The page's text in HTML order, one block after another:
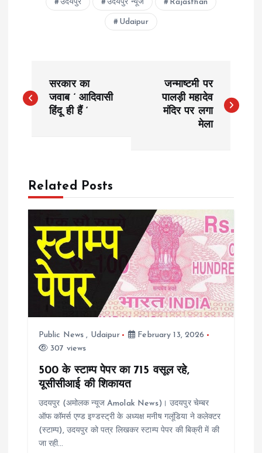
उदयपुर उदयपुर न्यूज Rajasthan
Udaipur
o
n
a
सरकार का
जवाब ‘ आदिवासी
हिंदू ही हैं ‘
जन्माष्टमी पर
पालड़ी महादेव
मंदिर पर लगा
मेला
Related Posts
Public News , Udaipur
February 13, 2026
307 views
500 के स्टाम्प पेपर का 715 वसूल रहे,
यूसीसीआई की शिकायत
उदयपुर (अमोलक न्यूज Amolak News)। उदयपुर चेम्बर
ऑफ कॉमर्स एण्ड इण्डस्ट्री के अध्यक्ष मनीष गलूंडिया ने कलेक्टर
(स्टाम्प), उदयपुर को पत्र लिखकर स्टाम्प पेपर की बिक्री में की
जा रही…